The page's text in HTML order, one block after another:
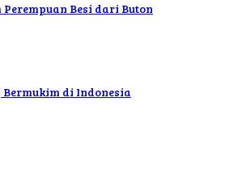
Besi dari Buton
Bermukim di Indonesia